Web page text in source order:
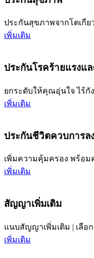
ประกันสุขภาพจากโตเกีย
เพิ่มเติม
ประกันโรคร้ายแรงแล
ยกระดับให้คุณอุ่นใจ ไร้กั
เพิ่มเติม
ประกันชีวิตควบการล
เพิ่มความคุ้มครอง พร้อม
เพิ่มเติม
สัญญาเพิ่มเติม
แนบสัญญาเพิ่มเติม | เลือ
เพิ่มเติม